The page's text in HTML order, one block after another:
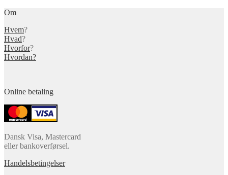
Om
Hvem?
Hvad?
Hvorfor?
Hvordan?
Online betaling
Dansk Visa, Mastercard
eller bankoverførsel.
Handelsbetingelser